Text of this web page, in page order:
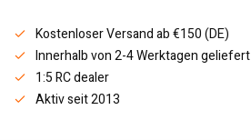
Kostenloser Versand ab €150 (DE)
Innerhalb von 2-4 Werktagen geliefert
1:5 RC dealer
Aktiv seit 2013